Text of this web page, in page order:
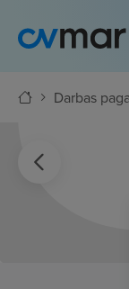
Darbas